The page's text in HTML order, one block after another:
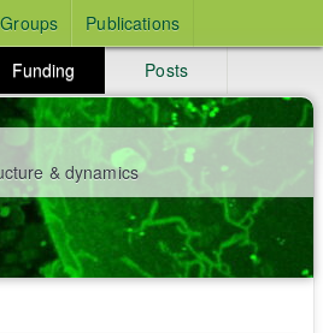
Publications
Funding Posts
& dynamics